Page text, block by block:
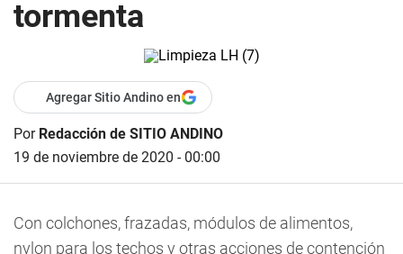
tormenta
Agregar Sitio Andino en
Por Redacción de SITIO ANDINO
19 de noviembre de 2020 - 00:00
Con colchones, frazadas, módulos de alimentos,
nylon para los techos y otras acciones de contención